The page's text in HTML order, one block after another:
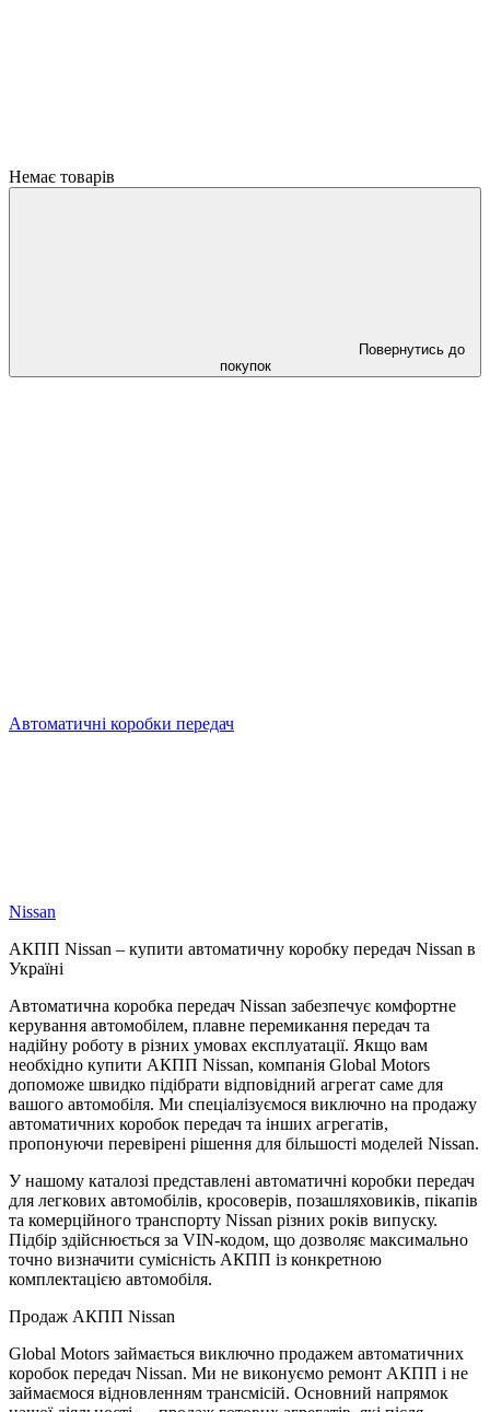
Немає товарів
Повернутись до
покупок
Автоматичні коробки передач
Nissan
АКПП Nissan – купити автоматичну коробку передач Nissan в
Україні
Автоматична коробка передач Nissan забезпечує комфортне
керування автомобілем, плавне перемикання передач та
надійну роботу в різних умовах експлуатації. Якщо вам
необхідно купити АКПП Nissan, компанія Global Motors
допоможе швидко підібрати відповідний агрегат саме для
вашого автомобіля. Ми спеціалізуємося виключно на продажу
автоматичних коробок передач та інших агрегатів,
пропонуючи перевірені рішення для більшості моделей Nissan.
У нашому каталозі представлені автоматичні коробки передач
для легкових автомобілів, кросоверів, позашляховиків, пікапів
та комерційного транспорту Nissan різних років випуску.
Підбір здійснюється за VIN-кодом, що дозволяє максимально
точно визначити сумісність АКПП із конкретною
комплектацією автомобіля.
Продаж АКПП Nissan
Global Motors займається виключно продажем автоматичних
коробок передач Nissan. Ми не виконуємо ремонт АКПП і не
займаємося відновленням трансмісій. Основний напрямок